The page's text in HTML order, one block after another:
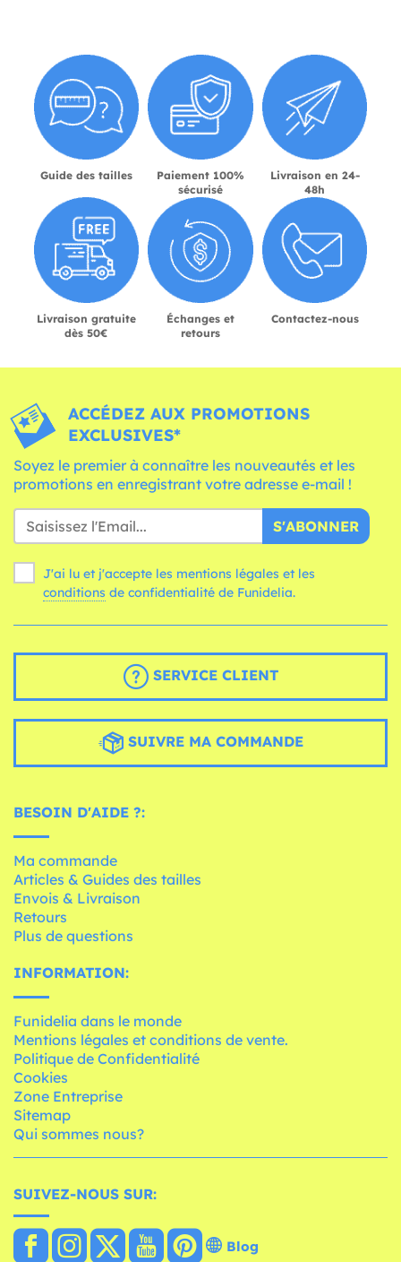
Guide des tailles
Paiement 100%
sécurisé
Livraison en 24-
48h
Livraison gratuite
dès 50€
Échanges et
retours
Contactez-nous
ACCÉDEZ AUX PROMOTIONS
EXCLUSIVES*
Soyez le premier à connaître les nouveautés et les
promotions en enregistrant votre adresse e-mail !
S'ABONNER
J'ai lu et j'accepte les mentions légales et les
conditions de confidentialité de Funidelia.
SERVICE CLIENT
SUIVRE MA COMMANDE
BESOIN D'AIDE ?:
Ma commande
Articles & Guides des tailles
Envois & Livraison
Retours
Plus de questions
INFORMATION:
Funidelia dans le monde
Mentions légales et conditions de vente.
Politique de Confidentialité
Cookies
Zone Entreprise
Sitemap
Qui sommes nous?
SUIVEZ-NOUS SUR:
Blog